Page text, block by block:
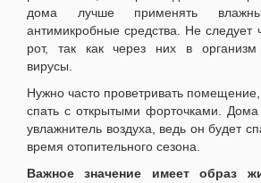
дома лучше применять
антимикробные средства. Не следует
рот, так как через них в организм
вирусы.
Нужно часто проветривать
спать с открытыми форточками. Дома
увлажнитель воздуха, ведь он будет
время отопительного сезона.
Важное значение имеет образ